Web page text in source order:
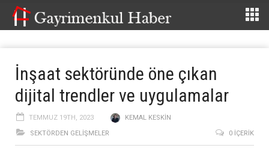
İnşaat sektöründe öne çıkan
dijital trendler ve uygulamalar
TEMMUZ 19TH, 2023
KEMAL KESKIN
SEKTÖRDEN GELIŞMELER
0 İÇERIK